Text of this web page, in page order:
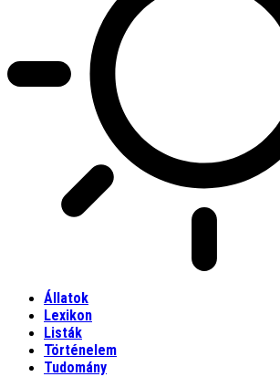
Állatok
Lexikon
Listák
Történelem
Tudomány